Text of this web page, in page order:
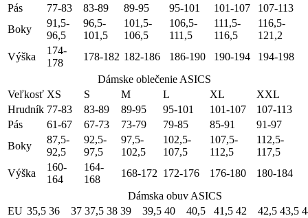
Pás
77-83 83-89 89-95 95-101 101-107
107-113
Boky
91,5-
96,5
96,5-
101,5
101,5-
106,5
106,5-
111,5
111,5-
116,5
116,5-
121,2
Výška
174-
178
178-182 182-186 186-190 190-194
194-198
Dámske oblečenie ASICS
Veľkosť XS S M L XL
XXL
Hrudník 77-83 83-89 89-95 95-101 101-107
107-113
Pás
61-67 67-73 73-79 79-85 85-91
91-97
Boky
87,5-
92,5
92,5-
97,5
97,5-
102,5
102,5-
107,5
107,5-
112,5
112,5-
117,5
Výška
160-
164
164-
168
168-172 172-176 176-180
180-184
Dámska obuv ASICS
EU 35,5 36 37 37,5 38 39 39,5 40 40,5 41,5 42 42,5 43,5